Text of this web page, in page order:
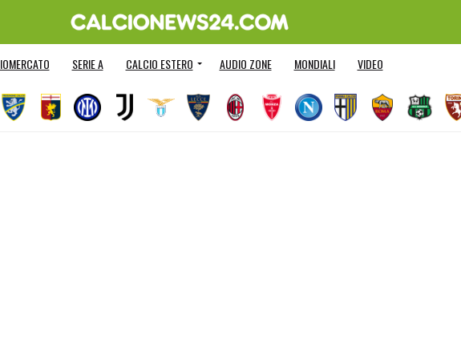
SERIE A CALCIO ESTERO AUDIO ZONE MONDIALI VIDEO